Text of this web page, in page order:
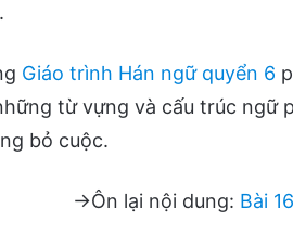
Giáo trình Hán ngữ quyển 6
từ vựng và cấu trúc ngữ
bỏ cuộc.
→Ôn lại nội dung: Bài